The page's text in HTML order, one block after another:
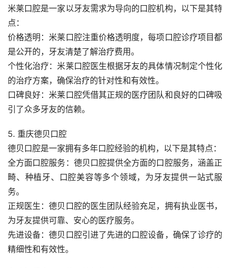
米莱口腔是一家以牙友需求为导向的口腔机构，以下是其特
点：
价格透明：米莱口腔注重价格透明度，每项口腔诊疗项目都
是公开的，牙友清楚了解治疗费用。
个性化治疗：米莱口腔医生根据牙友的具体情况制定个性化
的治疗方案，确保治疗的针对性和有效性。
口碑良好：米莱口腔凭借其正规的医疗团队和良好的口碑吸
引了众多牙友的信赖。
5. 重庆德贝口腔
德贝口腔是一家拥有多年口腔经验的机构，以下是其特点：
全方面口腔服务：德贝口腔提供全方面的口腔服务，涵盖正
畸、种植牙、口腔美容等多个领域，为牙友提供一站式服
务。
正规医生：德贝口腔的医生团队经验充足，拥有执业医书，
为牙友提供可靠、安心的医疗服务。
先进设备：德贝口腔引进了先进的口腔设备，确保了诊疗的
精细性和有效性。